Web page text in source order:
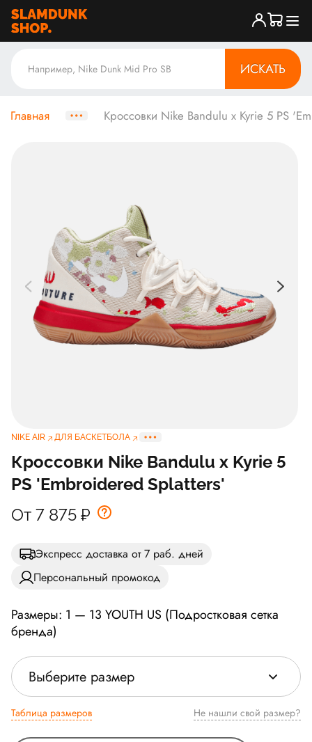
ИСКАТЬ
Главная Кроссовки Nike Bandulu x Kyrie 5 PS
NIKE AIR ДЛЯ БАСКЕТБОЛА
Кроссовки Nike Bandulu x Kyrie 5
PS 'Embroidered Splatters'
От 7 875 ₽
Экспресс доставка от 7 раб. дней
Персональный промокод
Размеры: 1 — 13 YOUTH US (Подростковая сетка
бренда)
Выберите размер
Таблица размеров Не нашли свой размер?